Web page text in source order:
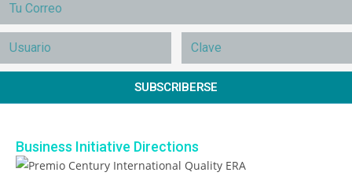
SUBSCRIBERSE
Business Initiative Directions